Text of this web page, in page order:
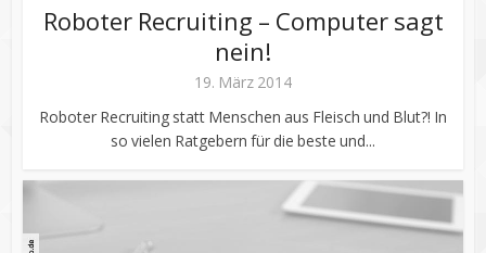
Roboter Recruiting – Computer sagt
nein!
19. März 2014
Roboter Recruiting statt Menschen aus Fleisch und Blut?! In
so vielen Ratgebern für die beste und...